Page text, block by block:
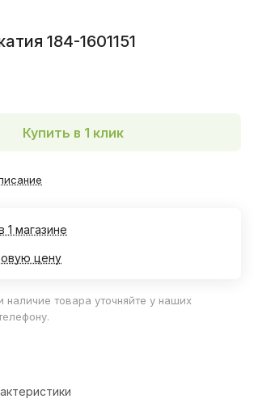
184-1601151
Купить в 1 клик
1 магазине
цену
наличие товара уточняйте у наших